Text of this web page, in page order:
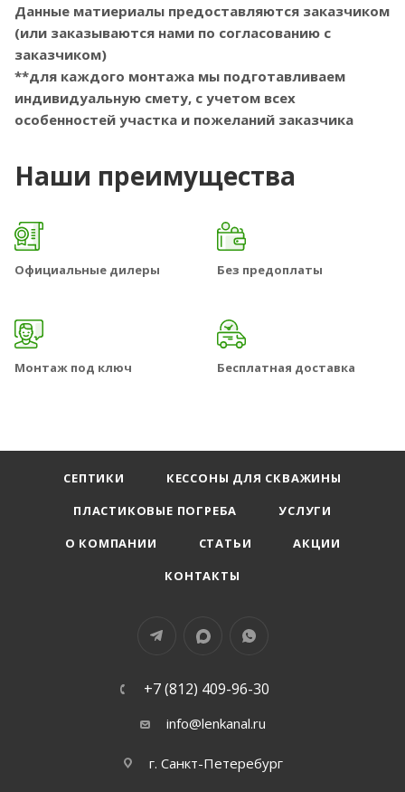
Данные матиериалы предоставляются заказчиком
(или заказываются нами по согласованию с
заказчиком)
**для каждого монтажа мы подготавливаем
индивидуальную смету, с учетом всех
особенностей участка и пожеланий заказчика
Наши преимущества
Официальные дилеры Без предоплаты
Монтаж под ключ Бесплатная доставка
СЕПТИКИ
КЕССОНЫ ДЛЯ СКВАЖИНЫ
ПЛАСТИКОВЫЕ ПОГРЕБА
УСЛУГИ
О КОМПАНИИ
СТАТЬИ
АКЦИИ
КОНТАКТЫ
+7 (812) 409-96-30
info@lenkanal.ru
г. Санкт-Петеребург